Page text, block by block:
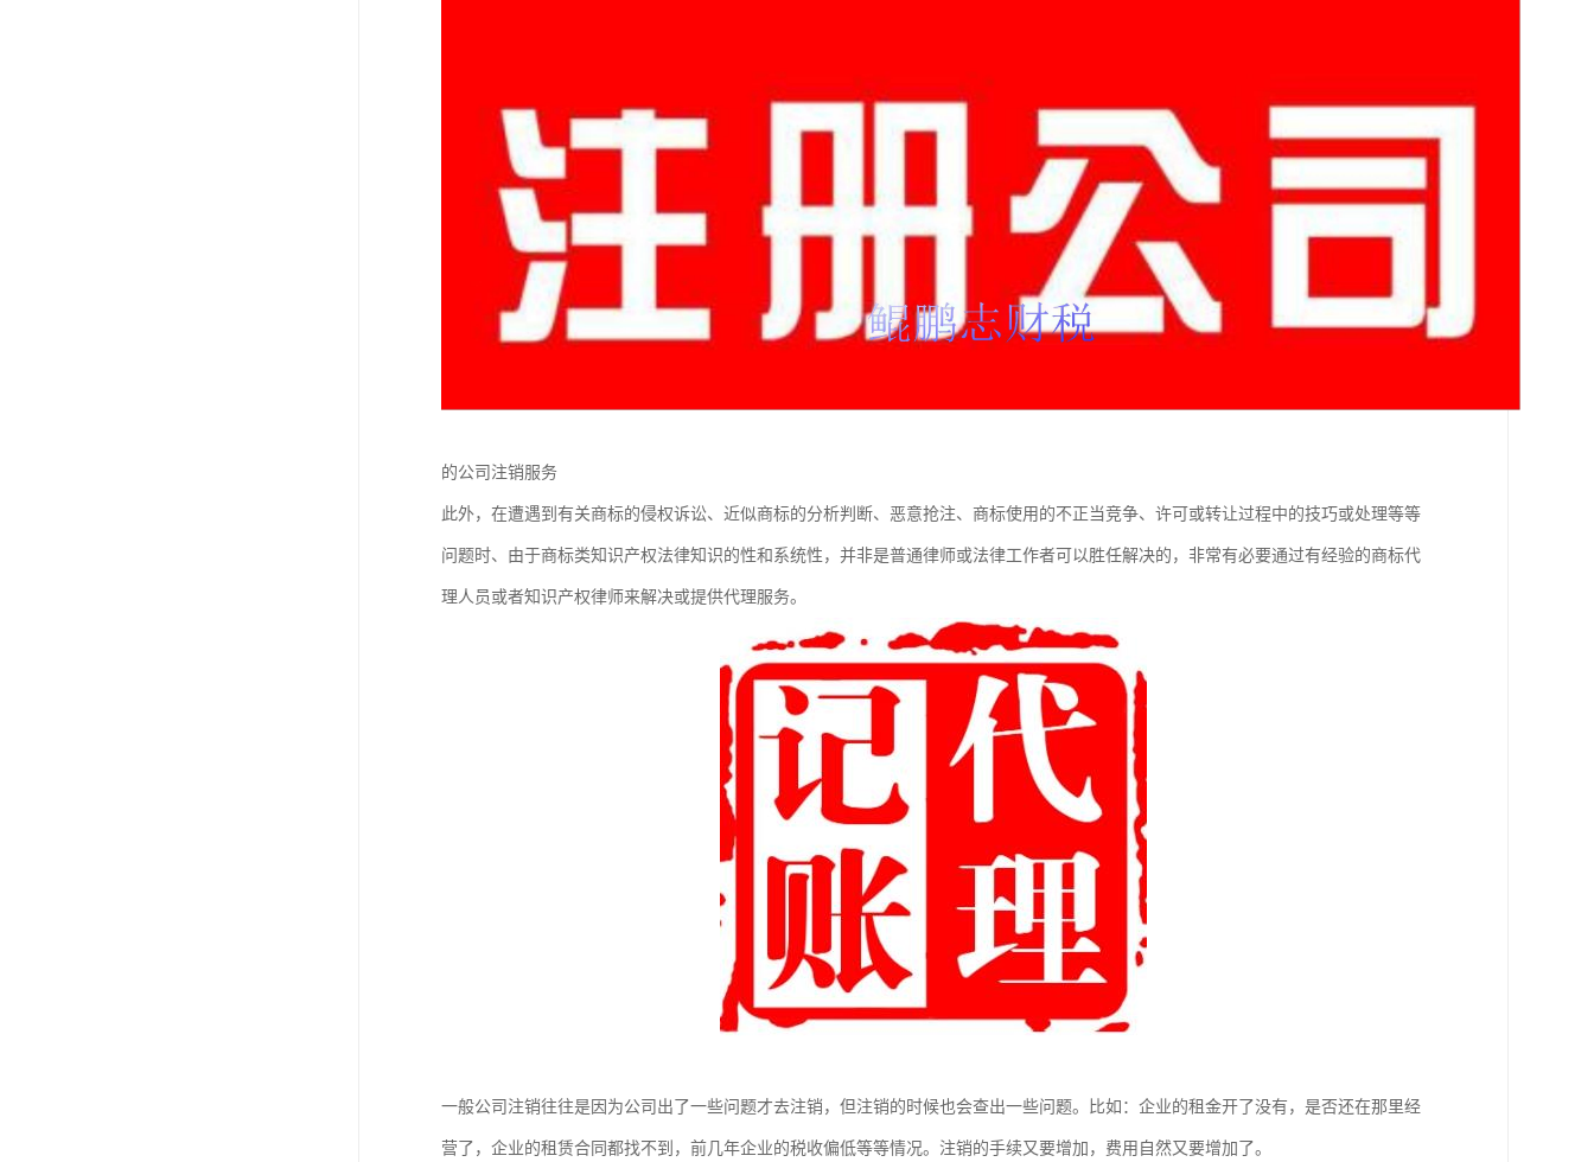
的公司注销服务
此外，在遭遇到有关商标的侵权诉讼、近似商标的分析判断、恶意抢注、商标使用的不正当竞争、许可或转让过程中的技巧或处理等等
问题时、由于商标类知识产权法律知识的性和系统性，并非是普通律师或法律工作者可以胜任解决的，非常有必要通过有经验的商标代
理人员或者知识产权律师来解决或提供代理服务。
一般公司注销往往是因为公司出了一些问题才去注销，但注销的时候也会查出一些问题。比如：企业的租金开了没有，是否还在那里经
营了，企业的租赁合同都找不到，前几年企业的税收偏低等等情况。注销的手续又要增加，费用自然又要增加了。